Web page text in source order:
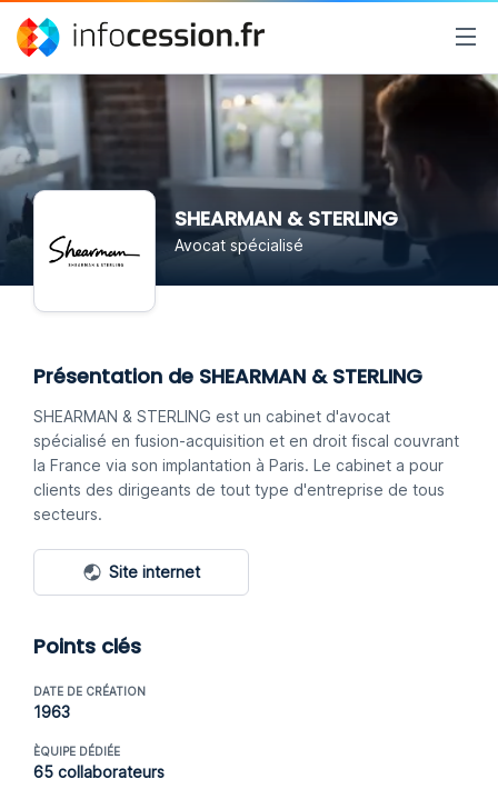
SHEARMAN & STERLING
Avocat spécialisé
Présentation de SHEARMAN & STERLING
SHEARMAN & STERLING est un cabinet d'avocat
spécialisé en fusion-acquisition et en droit fiscal couvrant
la France via son implantation à Paris. Le cabinet a pour
clients des dirigeants de tout type d'entreprise de tous
secteurs.
Site internet
Points clés
DATE DE CRÉATION
1963
ÈQUIPE DÉDIÉE
65 collaborateurs